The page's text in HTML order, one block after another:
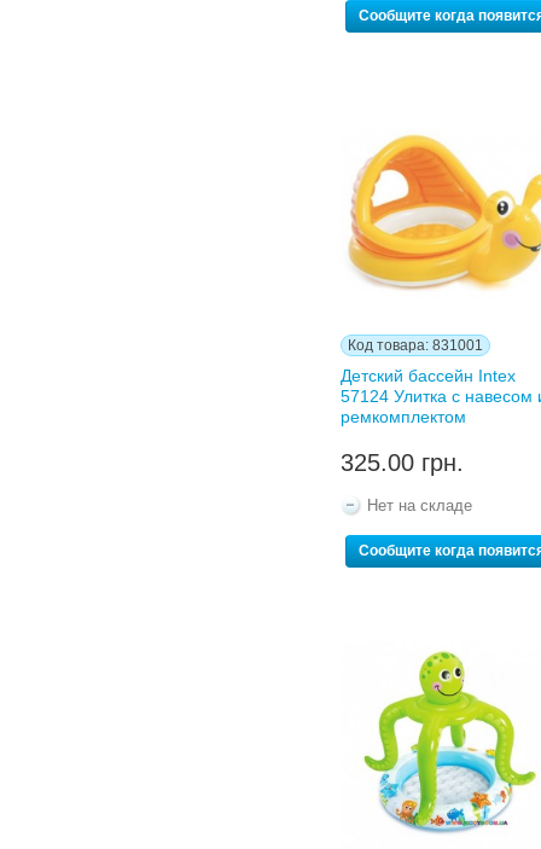
Сообщите когда
Код товара: 831001
Детский бассейн Intex
57124 Улитка с навесом
ремкомплектом
325.00 грн.
Нет на складе
Сообщите когда